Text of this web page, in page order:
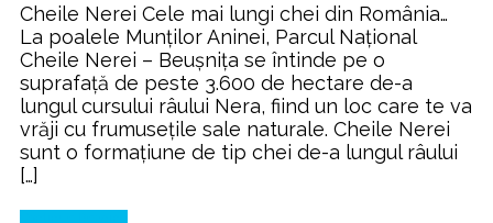
de
la
Sasca
Română
Cheile Nerei Cele mai lungi chei din România…
La poalele Munților Aninei, Parcul Național
Cheile Nerei – Beușnița se întinde pe o
suprafață de peste 3.600 de hectare de-a
lungul cursului râului Nera, fiind un loc care te va
vrăji cu frumusețile sale naturale. Cheile Nerei
sunt o formațiune de tip chei de-a lungul râului
[…]